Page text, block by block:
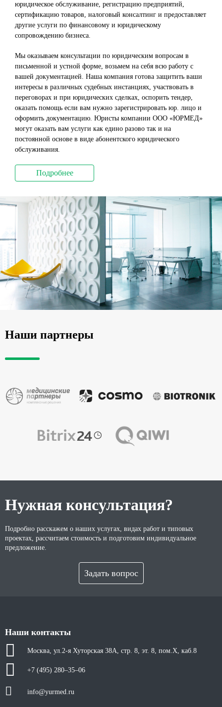
юридическое обслуживание, регистрацию предприятий,
сертификацию товаров, налоговый консалтинг и предоставляет
другие услуги по финансовому и юридическому
сопровождению бизнеса.
Мы оказываем консультации по юридическим вопросам в
письменной и устной форме, возьмем на себя всю работу с
вашей документацией. Наша компания готова защитить ваши
интересы в различных судебных инстанциях, участвовать в
переговорах и при юридических сделках, оспорить тендер,
оказать помощь если вам нужно зарегистрировать юр. лицо и
оформить документацию. Юристы компании ООО «ЮРМЕД»
могут оказать вам услуги как едино разово так и на
постоянной основе в виде абонентского юридического
обслуживания.
Подробнее
Наши партнеры
Нужная консультация?
Подробно расскажем о наших услугах, видах работ и типовых
проектах, рассчитаем стоимость и подготовим индивидуальное
предложение.
Задать вопрос
Наши контакты
Москва, ул.2-я Хуторская 38А, стр. 8, эт. 8, пом.X, каб.8
+7 (495) 280–35–06
info@yurmed.ru